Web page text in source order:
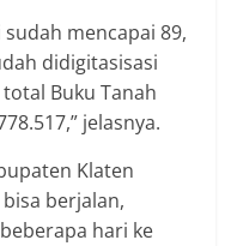
mencapai 89,
didigitasisasi
Buku Tanah
jelasnya.
Klaten
berjalan,
hari ke